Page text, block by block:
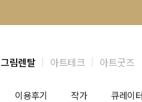
그림렌탈 아트테크 아트굿즈
이용후기 작가 큐레이